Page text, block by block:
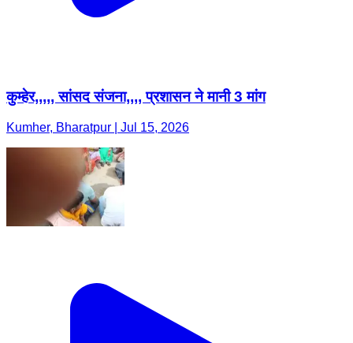
कुम्हेर,,,,, सांसद संजना,,,, प्रशासन ने मानी 3 मांग
Kumher, Bharatpur | Jul 15, 2026